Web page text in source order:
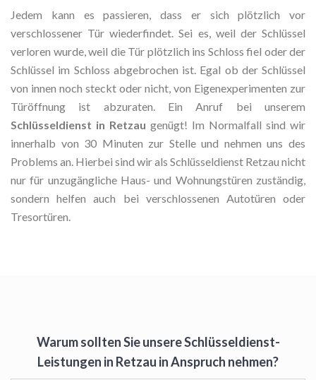
Jedem kann es passieren, dass er sich plötzlich vor
verschlossener Tür wiederfindet. Sei es, weil der Schlüssel
verloren wurde, weil die Tür plötzlich ins Schloss fiel oder der
Schlüssel im Schloss abgebrochen ist. Egal ob der Schlüssel
von innen noch steckt oder nicht, von Eigenexperimenten zur
Türöffnung ist abzuraten. Ein Anruf bei unserem
Schlüsseldienst in Retzau genügt! Im Normalfall sind wir
innerhalb von 30 Minuten zur Stelle und nehmen uns des
Problems an. Hierbei sind wir als Schlüsseldienst Retzau nicht
nur für unzugängliche Haus- und Wohnungstüren zuständig,
sondern helfen auch bei verschlossenen Autotüren oder
Tresortüren.
Warum sollten Sie unsere Schlüsseldienst-
Leistungen in Retzau in Anspruch nehmen?